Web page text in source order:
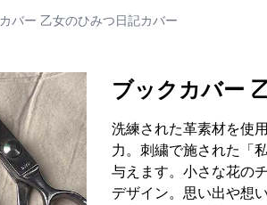
バー 乙女のひみつ日記カバー
ブックカバー
洗練された革素材を使
力。刺繍で施された「
与えます。小さな花の
デザイン。思い出や想